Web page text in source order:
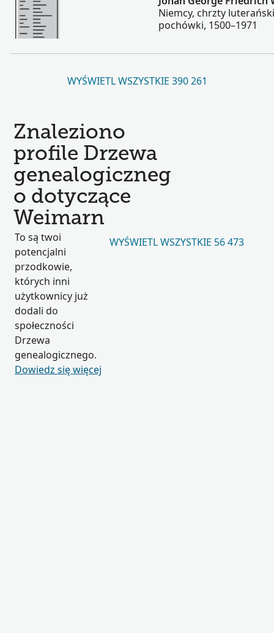
Niemcy, chrzty
pochówki, 1500–1971
WYŚWIETL WSZYSTKIE 390 261
Znaleziono
profile Drzewa
genealogiczneg
o dotyczące
Weimarn
To są twoi
potencjalni
przodkowie,
których inni
użytkownicy już
dodali do
społeczności
Drzewa
genealogicznego.
Dowiedz się więcej
WYŚWIETL WSZYSTKIE 56 473